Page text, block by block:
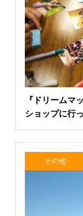
『ドリーム
ショップに行
その他